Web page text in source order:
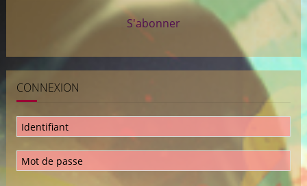
S'abonner
CONNEXION